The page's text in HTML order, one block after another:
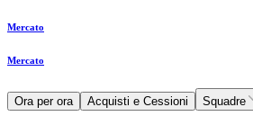
Mercato
Mercato
Ora per ora Acquisti e Cessioni Squadre